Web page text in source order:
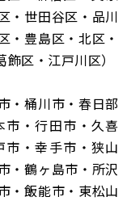
・世田谷区・品川
・豊島区・北区・
区・江戸川区）
・桶川市・春日部
市・行田市・久喜
・幸手市・狭山
・鶴ヶ島市・所沢
・飯能市・東松山